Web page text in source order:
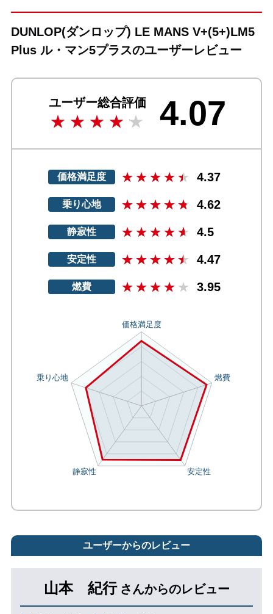
DUNLOP(ダンロップ) LE MANS V+(5+)LM5
Plus ル・マン5プラスのユーザーレビュー
ユーザー総合評価 4.07
価格満足度 4.37
乗り心地 4.62
静寂性 4.5
安定性 4.47
燃費 3.95
ユーザーからのレビュー
山本 紀行 さんからのレビュー